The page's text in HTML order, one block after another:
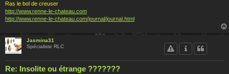
Ras le bol de creuser
http://www.renne-le-chateau.com
http://www.renne-le-chateau.com/journal/journal.html
Jasmina31
Spécialiste RLC
Re: Insolite ou étrange ???????